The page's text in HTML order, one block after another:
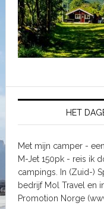
HET
Met mijn camper -
M-Jet 150pk - reis ik
campings. In (Zuid-)
bedrijf Mol Travel en
Promotion Norge